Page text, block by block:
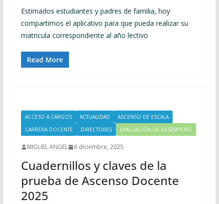
Estimados estudiantes y padres de familia, hoy
compartimos el aplicativo para que pueda realizar su
matricula correspondiente al año lectivo
Read More
ACCESO A CARGOS ACTUALIDAD
ASCENSO DE ESCALA
CARRERA DOCENTE
DIRECTORES EVALUACIÓN DE DESEMPEÑO
MIGUEL ANGEL 6 diciembre, 2025
Cuadernillos y claves de la
prueba de Ascenso Docente
2025